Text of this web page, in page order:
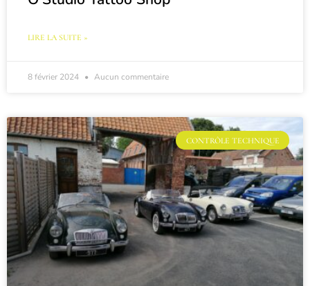
LIRE LA SUITE »
8 février 2024 Aucun commentaire
CONTRÔLE TECHNIQUE